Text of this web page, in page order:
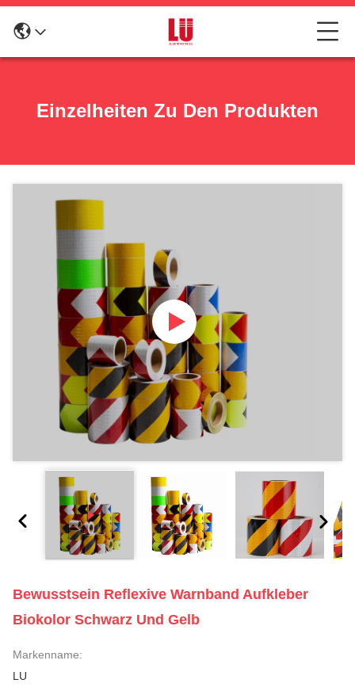
Einzelheiten Zu Den Produkten
Bewusstsein Reflexive Warnband Aufkleber
Biokolor Schwarz Und Gelb
Markenname:
LU